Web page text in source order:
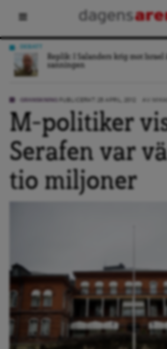
Replik: I Salanders krig mot Israel
sanningen
M-politiker
Serafen var
tio miljoner